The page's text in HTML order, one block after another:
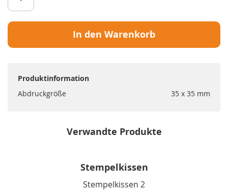
In den Warenkorb
Produktinformation
Abdruckgröße
35 x 35 mm
Verwandte Produkte
Stempelkissen
Stempelkissen 2